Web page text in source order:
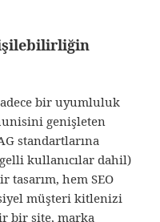
bir uyumluluk
genişleten
standartlarına
kullanıcılar dahil)
hem SEO
müşteri kitlenizi
bir site, marka